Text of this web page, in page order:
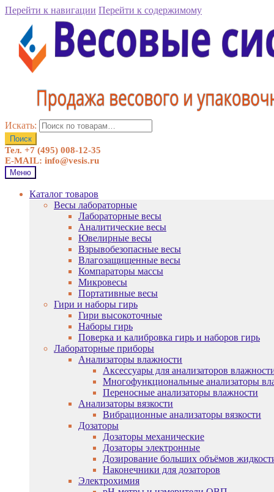
Перейти к навигации Перейти к содержимому
Искать:
Поиск
Тел. +7 (495) 008-12-35
E-MAIL: info@vesis.ru
Меню
Каталог товаров
Весы лабораторные
Лабораторные весы
Аналитические весы
Ювелирные весы
Взрывобезопасные весы
Влагозащищенные весы
Компараторы массы
Микровесы
Портативные весы
Гири и наборы гирь
Гири высокоточные
Наборы гирь
Поверка и калибровка гирь и наборов гирь
Лабораторные приборы
Анализаторы влажности
Аксессуары для анализаторов
Многофункциональные анализаторы
Переносные анализаторы влажности
Анализаторы вязкости
Вибрационные анализаторы вязкости
Дозаторы
Дозаторы механические
Дозаторы электронные
Дозирование больших объёмов
Наконечники для дозаторов
Электрохимия